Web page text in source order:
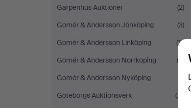
Garpenhus Auktioner
(2)
Gomér & Andersson Jönköping
(3)
Gomér & Andersson Linköping
(11)
Gomér & Andersson Norrköping
(5)
Gomér & Andersson Nyköping
(7)
Göteborgs Auktionsverk
(71)